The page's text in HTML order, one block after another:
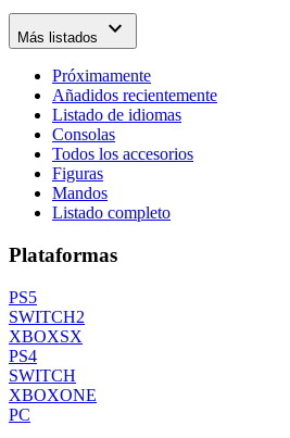
Más listados expand_more
Próximamente
Añadidos recientemente
Listado de idiomas
Consolas
Todos los accesorios
Figuras
Mandos
Listado completo
Plataformas
PS5
SWITCH2
XBOXSX
PS4
SWITCH
XBOXONE
PC